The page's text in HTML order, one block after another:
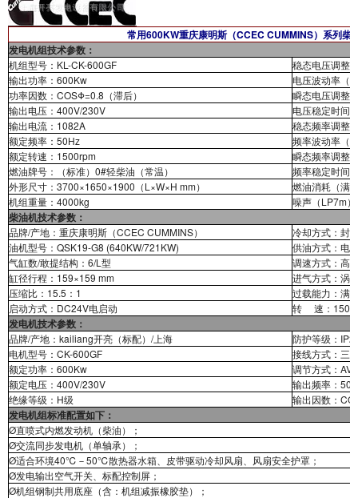
常用600KW重庆康明斯（CCEC CUMMINS）系列柴
发电机组技术参数：
机组型号：KL-CK-600GF
稳态电压调整
输出功率：600Kw
电压波动率（
功率因数：COSΦ=0.8（滞后）
瞬态电压调整
输出电压：400V/230V
电压稳定时间
输出电流：1082A
稳态频率调整
额定频率：50Hz
频率波动率（
额定转速：1500rpm
瞬态频率调整
燃油牌号：（标准）0#轻柴油（常温）
频率稳定时间
外形尺寸：3700×1650×1900（L×W×H mm）
燃油消耗（满
机组重量：4000kg
噪声（LP7m
柴油机技术参数：
品牌/产地：重庆康明斯（CCEC CUMMINS）
冷却方式：封
油机型号：QSK19-G8 (640KW/721KW)
供油方式：电
气缸数/敢提结构：6/L型
调速方式：高
缸径行程：159×159 mm
进气方式：涡
压缩比：15.5：1
过载能力：满
启动方式：DC24V电启动
转 速：
发电机技术参数：
品牌/产地：kailiang开亮（标配）/上海
防护等级：
电机型号：CK-600GF
接线方式：三
额定功率：600Kw
调节方式：
额定电压：400V/230V
输出频率：
绝缘等级：H级
输出因数：
发电机组标准配置如下：
Ø直喷式内燃发动机（柴油）；
Ø交流同步发电机（单轴承）；
Ø适合环境40℃－50℃散热器水箱、皮带驱动冷却风扇、风扇安全护罩；
Ø发电输出空气开关、标配控制屏；
Ø机组钢制共用底座（含：机组减振橡胶垫）；